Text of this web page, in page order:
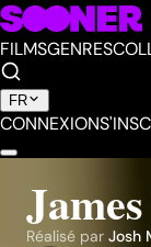
FILMSGENRES
FR
CONNEXION
Réalisé par Josh